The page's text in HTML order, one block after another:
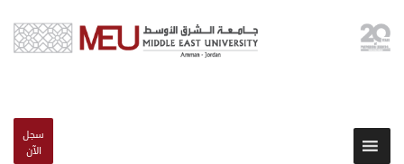
سجل
الآن